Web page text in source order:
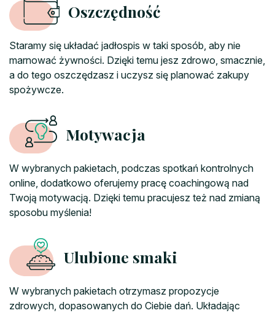
Oszczędność
Staramy się układać jadłospis w taki sposób, aby nie
marnować żywności. Dzięki temu jesz zdrowo, smacznie,
a do tego oszczędzasz i uczysz się planować zakupy
spożywcze.
Motywacja
W wybranych pakietach, podczas spotkań kontrolnych
online, dodatkowo oferujemy pracę coachingową nad
Twoją motywacją. Dzięki temu pracujesz też nad zmianą
sposobu myślenia!
Ulubione smaki
W wybranych pakietach otrzymasz propozycje
zdrowych, dopasowanych do Ciebie dań. Układając